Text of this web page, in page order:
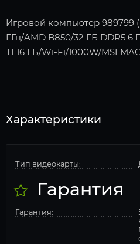
Игровой компьютер 989799
ГГц/AMD B850/32 ГБ DDR5 6
TI 16 ГБ/Wi-Fi/1000W/MSI
Характеристики
Тип видеокарты:
Гарантия
Гарантия: